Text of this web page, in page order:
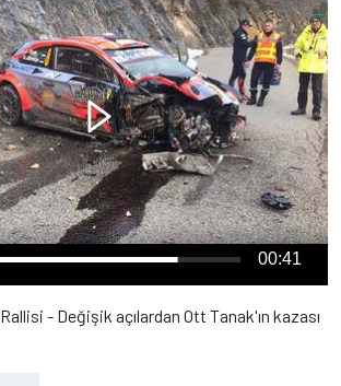
00:41
- Değişik açılardan Ott Tanak'ın kazası